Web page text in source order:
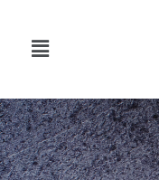
content
Menu